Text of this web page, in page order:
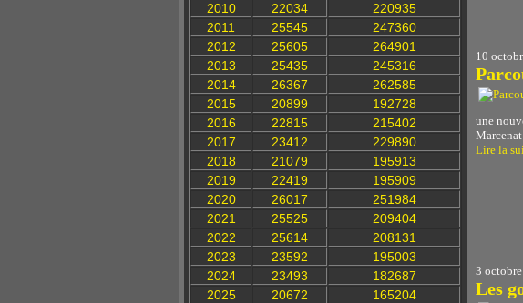
2010
22034
220935
2011
25545
247360
2012
25605
264901
2013
25435
245316
2014
26367
262585
2015
20899
192728
2016
22815
215402
2017
23412
229890
2018
21079
195913
2019
22419
195909
2020
26017
251984
2021
25525
209404
2022
25614
208131
2023
23592
195003
2024
23493
182687
2025
20672 165204
10
une
Lire la
3
Les